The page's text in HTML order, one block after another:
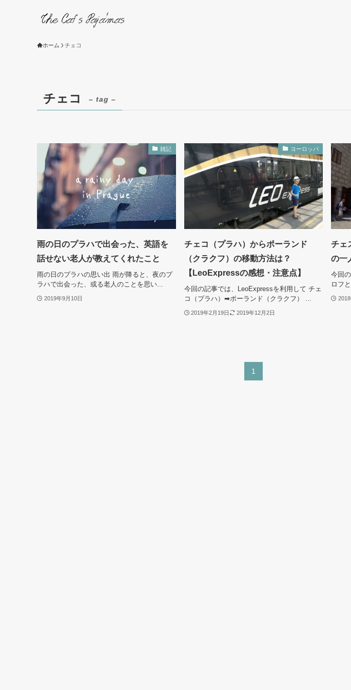
ホーム チェコ
チェコ – tag –
雑記
雨の日のプラハで出会った、英語を
話せない老人が教えてくれたこと
雨の日のプラハの思い出 雨が降ると、夜のプ
ラハで出会った、或る老人のことを思い...
2019年9月10日
ヨーロッパ
チェコ（プラハ）からポーランド
（クラクフ）の移動方法は？
【LeoExpressの感想・注意点】
今回の記事では、LeoExpressを利用して チェ
コ（プラハ）➡ポーランド（クラクフ） ...
2019年2月19日 2019年12月2日
チェ
の一
今回
ロフ
1